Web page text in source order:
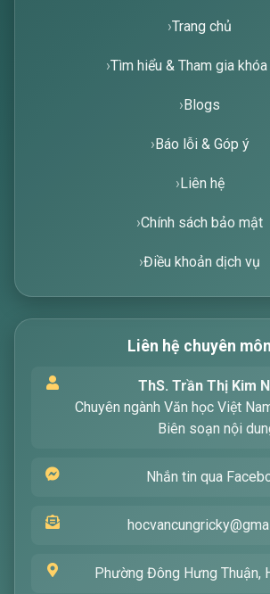
tìm kiếm các bài viết về văn học.
khóa mà bạn quan tâm, tôi sẽ giúp
Trang chủ
Tìm hiểu & Tham gia
Blogs
Báo lỗi & Góp ý
Liên hệ
Chính sách bảo mật
Điều khoản dịch vụ
Liên hệ chuyên môn
ThS. Trần Thị Kim
Chuyên ngành Văn học Việt
Biên soạn nội
Nhắn tin qua
Phường Đông Hưng Thuận,